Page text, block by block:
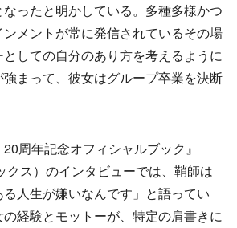
ったと明かしている。多種多様かつ
メントが常に発信されているその場
しての自分のあり方を考えるように
まって、彼女はグループ卒業を決断
周年記念オフィシャルブック』
クス）のインタビューでは、鞘師は
る人生が嫌いなんです」と語ってい
経験とモットーが、特定の肩書きに